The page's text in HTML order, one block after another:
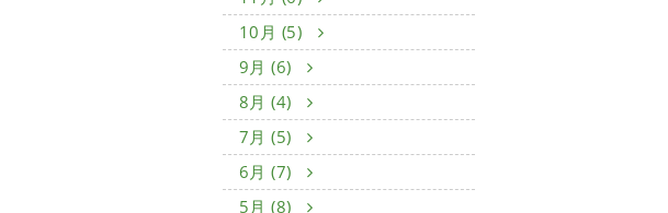
10月 (5)
9月 (6)
8月 (4)
7月 (5)
6月 (7)
5月 (8)